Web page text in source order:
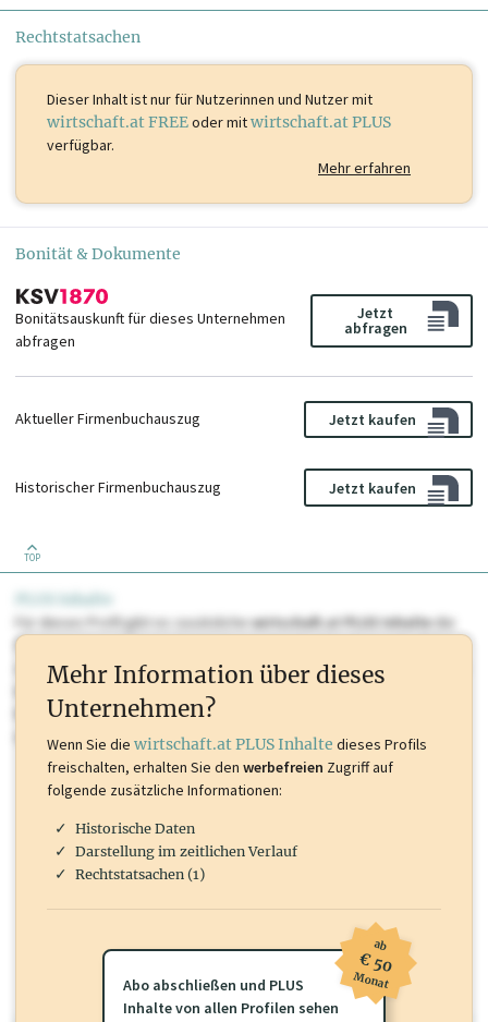
Rechtstatsachen
Dieser Inhalt istnur für Nutzerinnen und Nutzer mit
wirtschaft.at FREEoder mitwirtschaft.at PLUS
verfügbar.
Mehr erfahren
Bonität & Dokumente
Bonitätsauskunft für dieses Unternehmen
abfragen
Jetzt
abfragen
Aktueller Firmenbuchauszug Jetzt kaufen
Historischer Firmenbuchauszug Jetzt kaufen
TOP
PLUS Inhalte
Für dieses Profil gibt es zusätzlichewirtschaft.at PLUS Inhaltedie
Sie momentan nicht einsehen können. Schalten Sie dieses Profil frei
oder loggen Sie sich ein um diese Inhalte zu sehen. wirtschaft.at PLUS
Marken, Patente, Rechtstatsachen, OTS-Aussendungen, und viele
mehr.
Mehr Information über dieses
Unternehmen?
Wenn Sie die wirtschaft.at PLUS Inhalte dieses Profils
freischalten, erhalten Sie den werbefreien Zugriff auf
folgende zusätzliche Informationen:
Historische Daten
Darstellung im zeitlichen Verlauf
Rechtstatsachen (1)
Abo abschließen und PLUS
Inhalte von allen Profilen sehen
ab
€ 50
Monat